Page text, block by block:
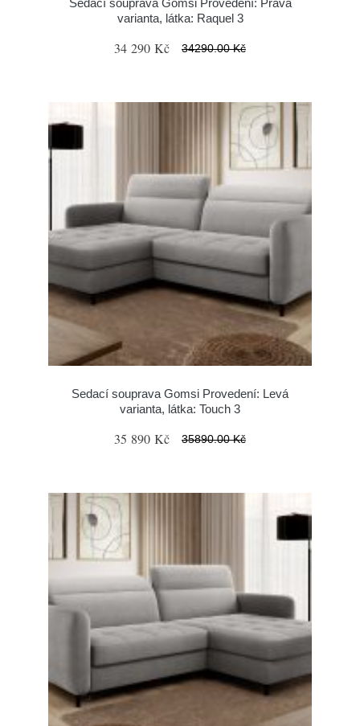
Sedací souprava Gomsi Provedení: Pravá
varianta, látka: Raquel 3
34 290 Kč 34290.00 Kč
Sedací souprava Gomsi Provedení: Levá
varianta, látka: Touch 3
35 890 Kč 35890.00 Kč